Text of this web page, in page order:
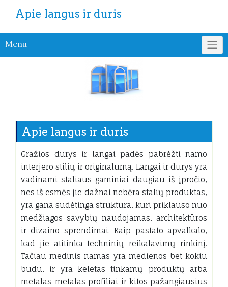
Apie langus ir duris
Menu
Apie langus ir duris
Gražios durys ir langai padės pabrėžti namo
interjero stilių ir originalumą. Langai ir durys yra
vadinami staliaus gaminiai daugiau iš įpročio,
nes iš esmės jie dažnai nebėra stalių produktas,
yra gana sudėtinga struktūra, kuri priklauso nuo
medžiagos savybių naudojamas, architektūros
ir dizaino sprendimai. Kaip pastato apvalkalo,
kad jie atitinka techninių reikalavimų rinkinį.
Tačiau medinis namas yra medienos bet kokiu
būdu, ir yra keletas tinkamų produktų arba
metalas-metalas profiliai ir kitos pažangiausius